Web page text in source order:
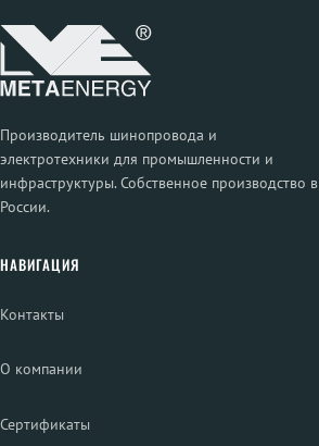
Производитель шинопровода и
электротехники для промышленности и
инфраструктуры. Собственное производство в
России.
НАВИГАЦИЯ
Контакты
О компании
Сертификаты